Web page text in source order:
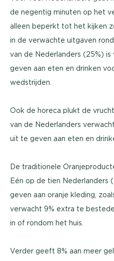
de negentig minuten op het
alleen beperkt tot het kijken
in de verwachte uitgaven
van de Nederlanders (25%)
geven aan eten en drinken
wedstrijden.
Ook de horeca plukt de
van de Nederlanders
uit te geven aan eten en
De traditionele
Eén op de tien Nederlanders
geven aan oranje kleding,
verwacht 9% extra te
in of rondom het huis.
Verder geeft 8% aan meer